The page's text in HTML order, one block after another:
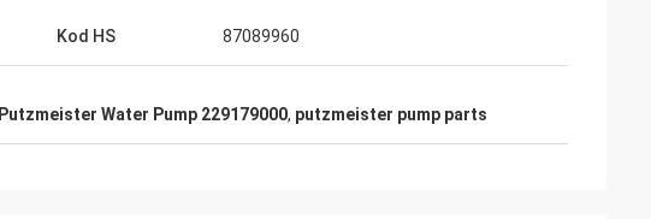
Kod HS 87089960
Putzmeister Water Pump 229179000, putzmeister pump parts